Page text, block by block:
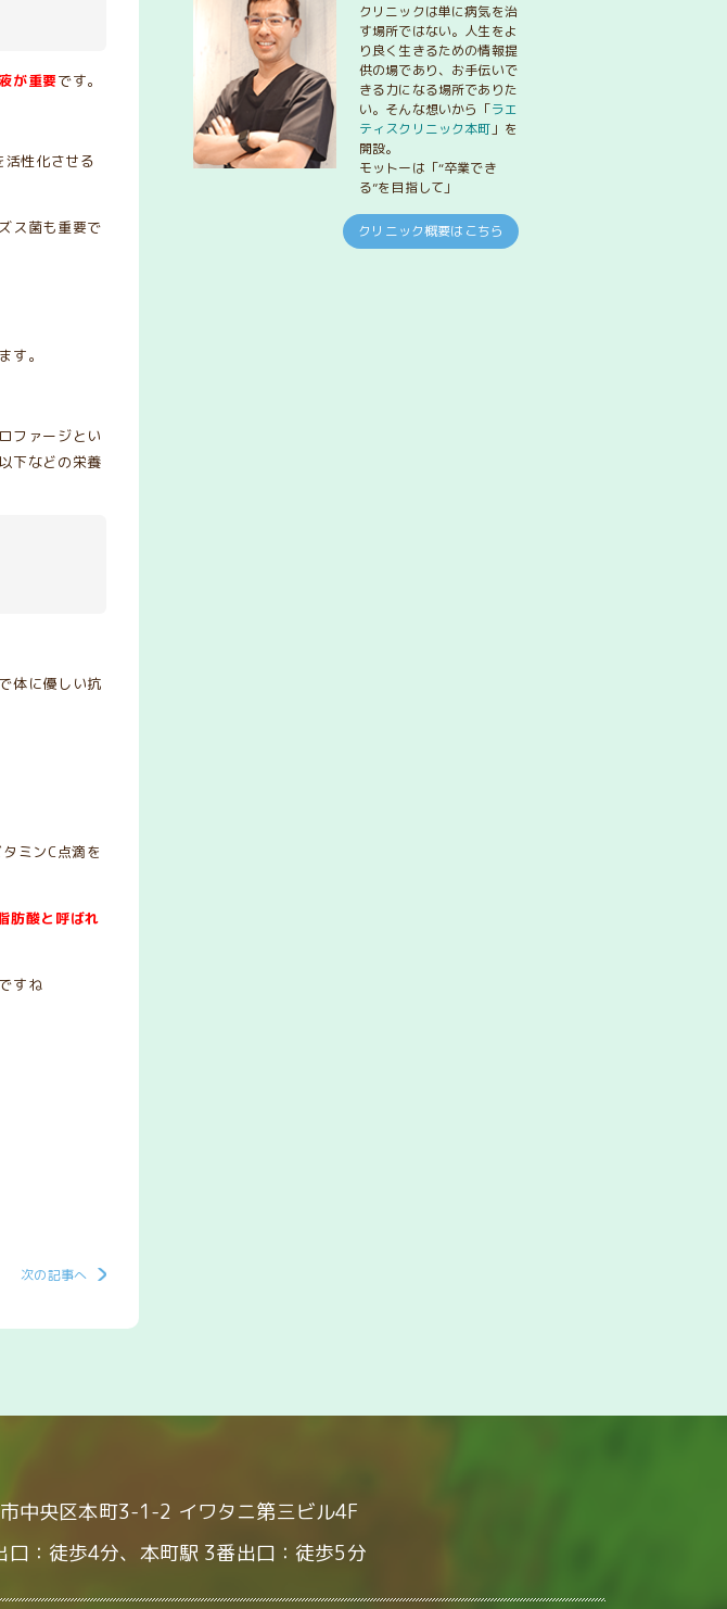
が重要です。
性化させる
ス菌も重要で
す。
ファージとい
下などの栄養
体に優しい抗
ミンC点滴を
肪酸と呼ばれ
すね
次の記事へ
クリニックは単に病気を治
す場所ではない。人生をよ
り良く生きるための情報提
供の場であり、お手伝いで
きる力になる場所でありた
い。そんな想いから「ラエ
ティスクリニック本町 」を
開設。
モットーは「“卒業でき
る”を目指して」
クリニック概要はこちら
中央区本町3-1-2 イワタニ第三ビル4F
口：徒歩4分、本町駅 3番出口：徒歩5分